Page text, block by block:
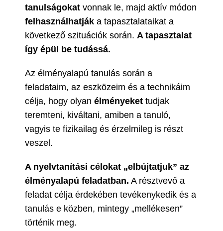
tanulságokatvonnak le, majd aktív módon
felhasználhatjáka tapasztalataikat a
következő szituációk során. A tapasztalat
így épül be tudássá.
Az élményalapú tanulás során a
feladataim, az eszközeim és a technikáim
célja, hogy olyan élményekettudjak
teremteni, kiváltani, amiben a tanuló,
vagyis te fizikailag és érzelmileg is részt
veszel.
A nyelvtanítási célokat „elbújtatjuk” az
élményalapú feladatban. A résztvevő a
feladat célja érdekében tevékenykedik és a
tanulás e közben, mintegy „mellékesen”
történik meg.